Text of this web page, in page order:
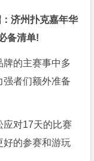
济州扑克嘉年华
备清单!
牌的主赛事中多
强者们额外准备
应对17天的比赛
好的参赛和游玩